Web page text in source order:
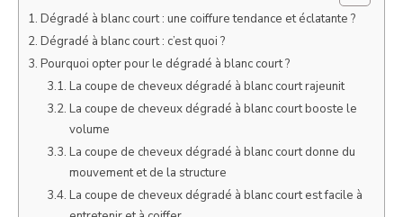
Dégradé à blanc court : une coiffure tendance et éclatante ?
Dégradé à blanc court : c’est quoi ?
Pourquoi opter pour le dégradé à blanc court ?
La coupe de cheveux dégradé à blanc court rajeunit
La coupe de cheveux dégradé à blanc court booste le
volume
La coupe de cheveux dégradé à blanc court donne du
mouvement et de la structure
La coupe de cheveux dégradé à blanc court est facile à